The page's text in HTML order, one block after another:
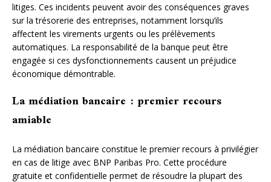
litiges. Ces incidents peuvent avoir des conséquences graves
sur la trésorerie des entreprises, notamment lorsqu’ils
affectent les virements urgents ou les prélèvements
automatiques. La responsabilité de la banque peut être
engagée si ces dysfonctionnements causent un préjudice
économique démontrable.
La médiation bancaire : premier recours
amiable
La médiation bancaire constitue le premier recours à privilégier
en cas de litige avec BNP Paribas Pro. Cette procédure
gratuite et confidentielle permet de résoudre la plupart des